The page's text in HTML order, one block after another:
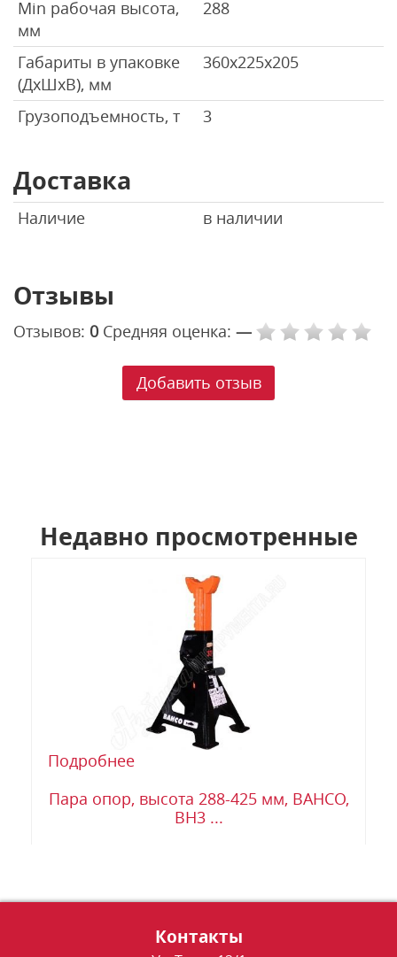
Min рабочая высота,
мм
288
Габариты в упаковке
(ДхШхВ), мм
360х225х205
Грузоподъемность, т 3
Доставка
Наличие в наличии
Отзывы
Отзывов: 0 Средняя оценка: —
Добавить отзыв
Недавно просмотренные
Подробнее
Пара опор, высота 288-425 мм, BAHCO,
BH3 ...
Контакты